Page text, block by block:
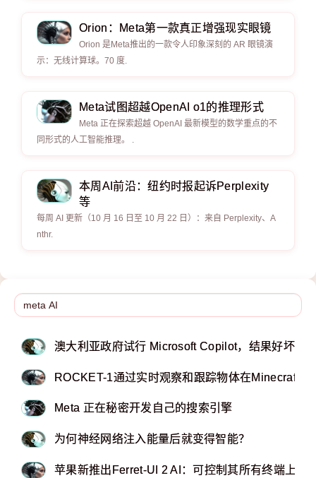
Orion：Meta第一款真正增强现实眼镜
Orion 是Meta推出的一款令人印象深刻的 AR 眼镜演
示：无线计算球。70 度.
Meta试图超越OpenAI o1的推理形式
Meta 正在探索超越 OpenAI 最新模型的数学重点的不
同形式的人工智能推理。 .
本周AI前沿：纽约时报起诉Perplexity
等
每周 AI 更新（10 月 16 日至 10 月 22 日）：来自 Perplexity、A
nthr.
澳大利亚政府试行 Microsoft Copilot，结果好坏参
ROCKET-1通过实时观察和跟踪物体在Minecraft中
Meta 正在秘密开发自己的搜索引擎
为何神经网络注入能量后就变得智能？
苹果新推出Ferret-UI 2 AI：可控制其所有终端上应